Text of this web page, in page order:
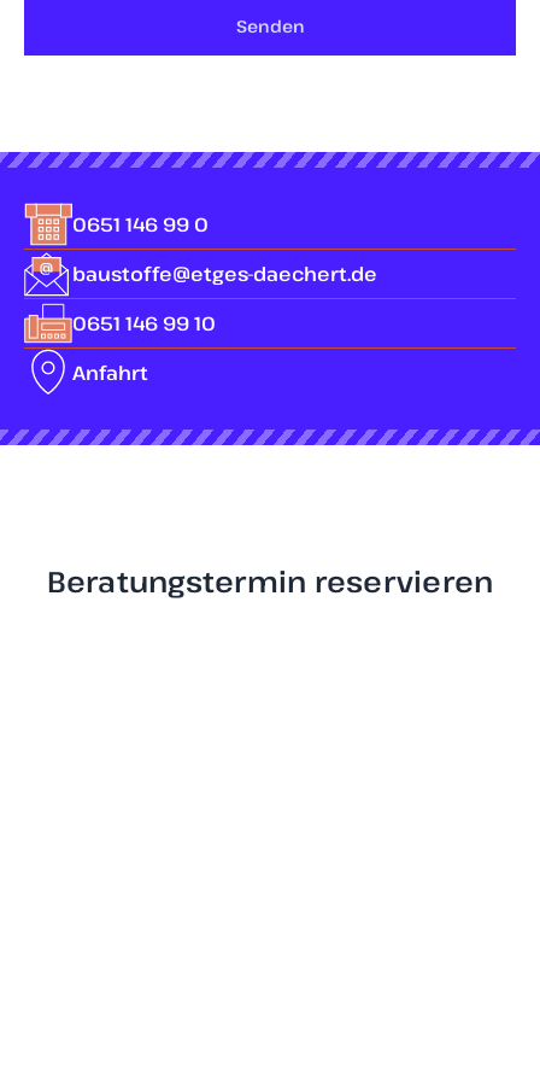
Senden
0651 146 99 0
baustoffe@etges-daechert.de
0651 146 99 10
Anfahrt
Beratungstermin reservieren